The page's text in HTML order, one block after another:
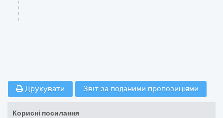
Друкувати Звіт за поданими пропозиціями
Корисні посилання